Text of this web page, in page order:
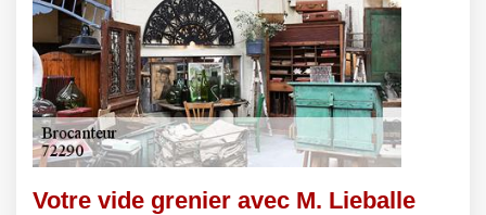
Votre vide grenier avec M. Lieballe